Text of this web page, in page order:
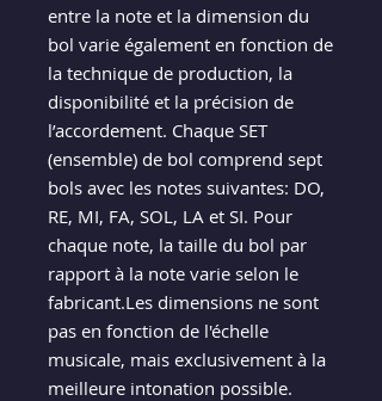
entre la note et la dimension du
bol varie également en fonction de
la technique de production, la
disponibilité et la précision de
l’accordement. Chaque SET
(ensemble) de bol comprend sept
bols avec les notes suivantes: DO,
RE, MI, FA, SOL, LA et SI. Pour
chaque note, la taille du bol par
rapport à la note varie selon le
fabricant.Les dimensions ne sont
pas en fonction de l'échelle
musicale, mais exclusivement à la
meilleure intonation possible.